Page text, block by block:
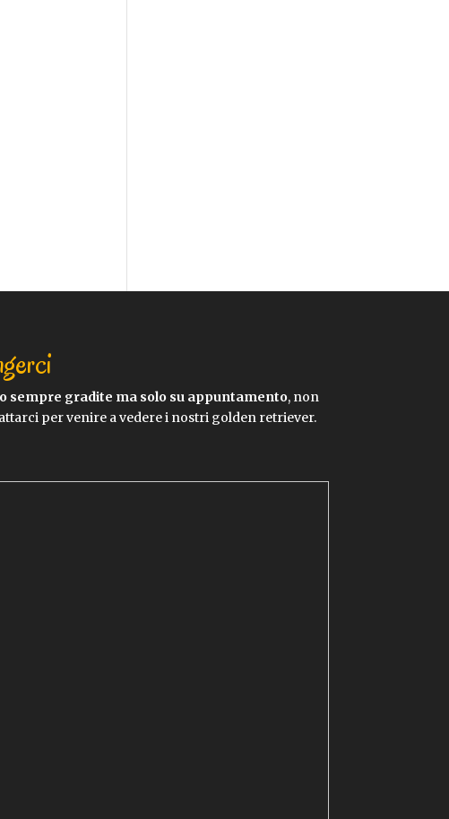
sempre gradite ma solo su appuntamento, non
per venire a vedere i nostri golden retriever.